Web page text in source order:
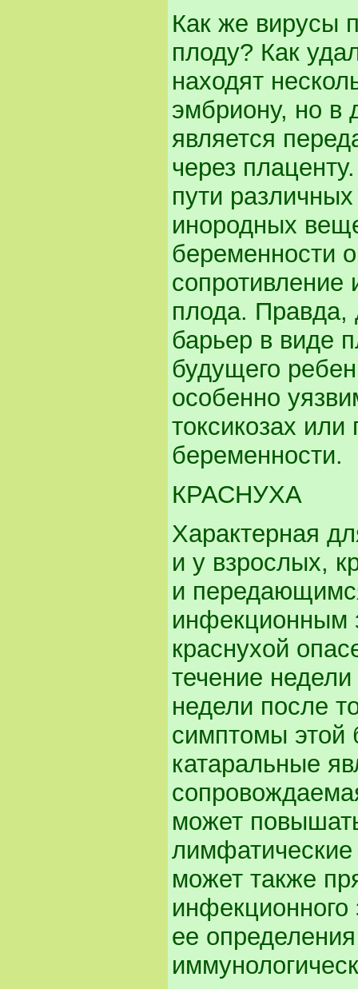
Как же вирусы
плоду? Как
находят
эмбриону, но в
является
через
пути
инородных
беременности
плода. Правда,
барьер в виде
будущего
особенно
токсикозах
беременности.
КРАСНУХА
Характерная
и у взрослых,
и
инфекционным
краснухой
течение
недели после
симптомы этой
катаральные
может
лимфатические
может также
ее